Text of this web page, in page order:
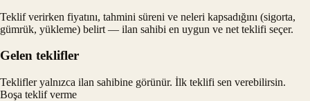
Teklif verirken fiyatını, tahmini süreni ve neleri kapsadığını (sigorta,
gümrük, yükleme) belirt — ilan sahibi en uygun ve net teklifi seçer.
Gelen teklifler
Teklifler yalnızca ilan sahibine görünür. İlk teklifi sen verebilirsin.
Boşa teklif verme